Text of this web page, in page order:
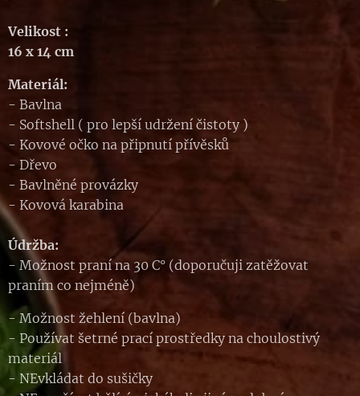
Velikost :
16 x 14 cm
Materiál:
- Bavlna
- Softshell ( pro lepší udržení čistoty )
- Kovové očko na připnutí přívěsků
- Dřevo
- Bavlněné provázky
- Kovová karabina
Údržba:
- Možnost praní na 30 C° (doporučuji zatěžovat
praním co nejméně)
- Možnost žehlení (bavlna)
- Používat šetrné prací prostředky na choulostivý
materiál
- NEvkládat do sušičky